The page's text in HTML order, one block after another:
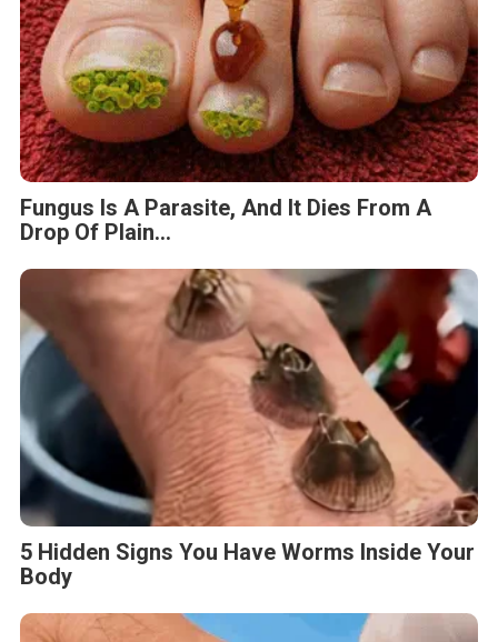
Fungus Is A Parasite, And It Dies From A
Drop Of Plain...
5 Hidden Signs You Have Worms Inside Your
Body